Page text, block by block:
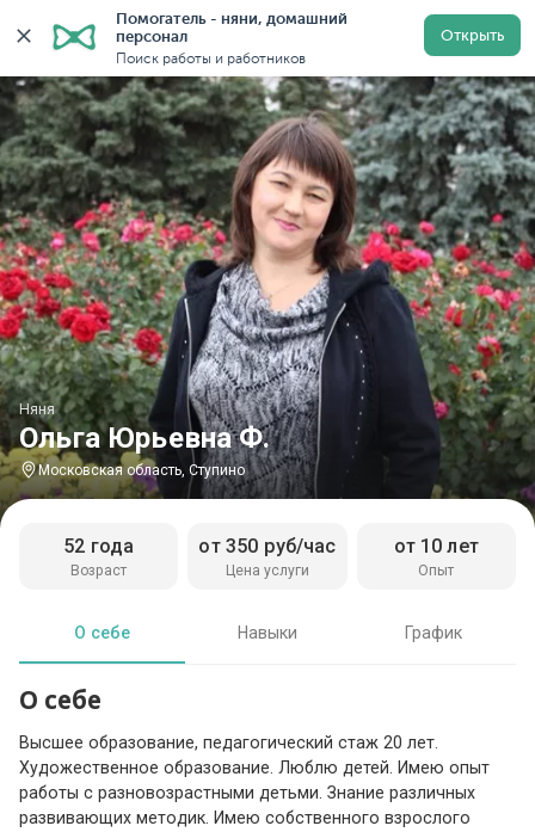
Помогатель - няни, домашний
персонал
Поиск работы и работников
Открыть
Главная Няни Няни в Московской области Няни
Ольга Юрьевна Ф.
Няня
Московская область, Ступино
Возраст
52 года
Цена услуги
от 350 руб/час
Опыт
от 10 лет
О себе Навыки График
О себе
Высшее образование, педагогический стаж 20 лет.
Художественное образование. Люблю детей. Имею опыт
работы с разновозрастными детьми. Знание различных
развивающих методик. Имею собственного взрослого